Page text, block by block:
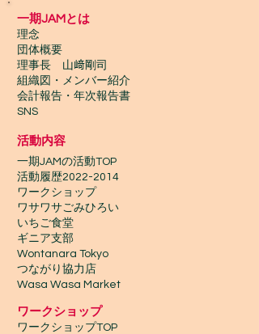
一期JAMとは
理念
団体概要
理事長 山﨑剛司
組織図・メンバー紹介
会計報告​・年次報告書
SNS
活動内容
一期JAMの活動TOP
​活動履歴2022-2014
ワークショップ
ワサワサごみひろい
いちご食堂
ギニア支部
Wontanara Tokyo
​つながり協力店
Wasa Wasa Market​
​ワークショップ
ワークショップTOP